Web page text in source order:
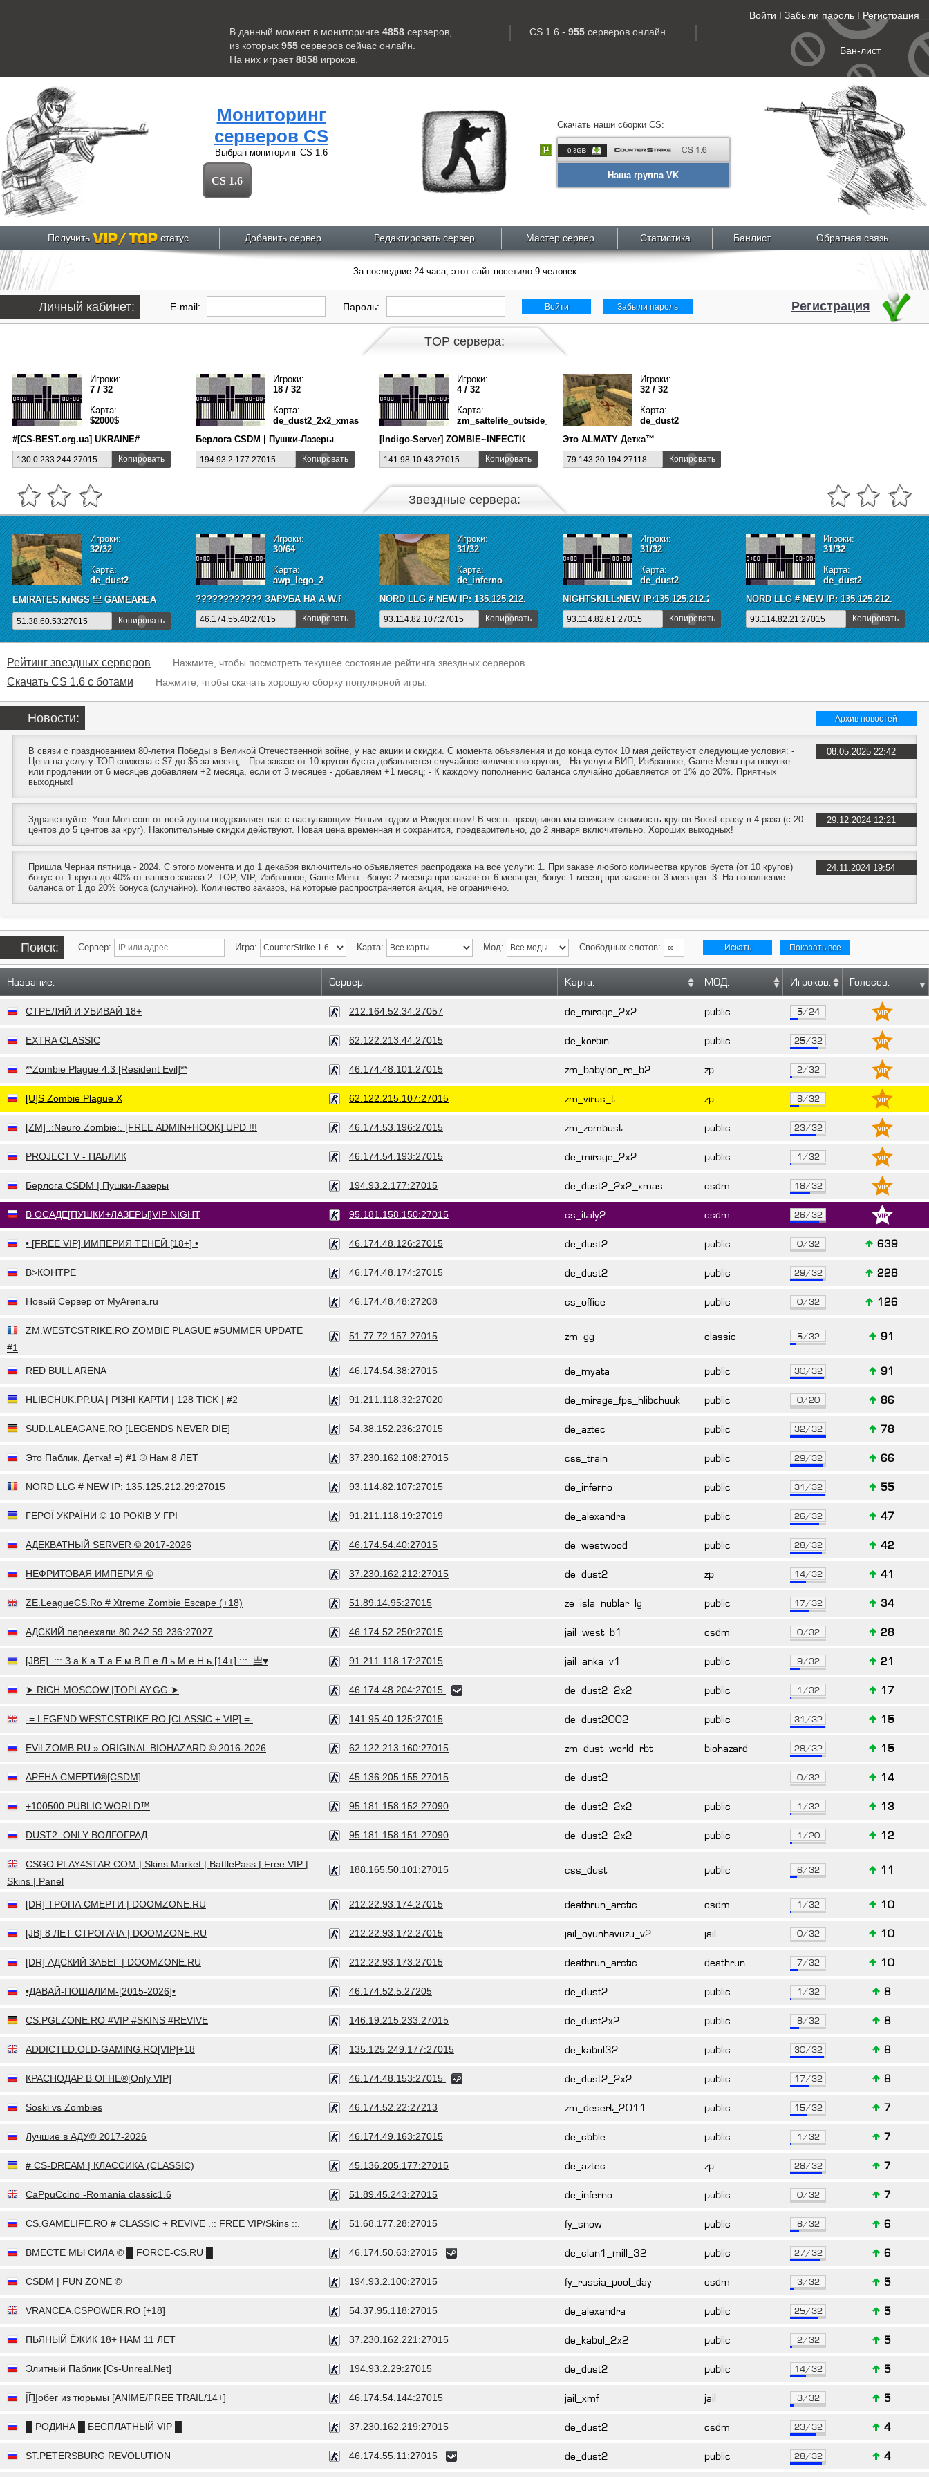
Войти | Забыли пароль | Регистрация
В данный момент в мониторинге 4858 серверов
из которых 955 серверов сейчас онлайн.
На них играет8858 игроков
CS 1.6 - 955 серверов онлайн
Бан-лист
Мониторинг
серверов CS
Выбран мониторинг CS 1.6
CS 1.6
Скачать наши сборки CS:
Наша группа VK
Получить статус Добавить сервер Редактировать сервер Мастер сервер Статистика Банлист Обратная связь
За последние 24 часа, этот сайт посетило 9 человек
Личный кабинет: E-mail: Пароль: Войти Забыли пароль Регистрация
TOP сервера:
Игроки:
7 / 32
Карта:
$2000$
#[CS-BEST.org.ua] UKRAINE#
130.0.233.244:27015 Копировать
Игроки:
18 / 32
Карта:
de_dust2_2x2_xmas
Берлога CSDM | Пушки-Лазеры
194.93.2.177:27015 Копировать
Игроки:
4 / 32
Карта:
zm_sattelite_outside_zg
[Indigo-Server] ZOMBIE~INFECTION!
141.98.10.43:27015 Копировать
Игроки:
32 / 32
Карта:
de_dust2
Это ALMATY Детка™
79.143.20.194:27118 Копировать
Звездные сервера:
Игроки:
32/32
Карта:
de_dust2
EMIRATES.KiNGS 亗 GAMEAREA ||͇̿P͇̿U͇̿B͇̿L͇̿I͇̿C͇̿| ✪
51.38.60.53:27015 Копировать
Игроки:
30/64
Карта:
awp_lego_2
???????????? ЗAPУБA HA A.W.P ???? SGaming.RU
46.174.55.40:27015 Копировать
Игроки:
31/32
Карта:
de_inferno
NORD LLG # NEW IP: 135.125.212.29:27015
93.114.82.107:27015 Копировать
Игроки:
31/32
Карта:
de_dust2
NIGHTSKILL:NEW IP:135.125.212.28:27015
93.114.82.61:27015 Копировать
Игроки:
31/32
Карта:
de_dust2
NORD LLG # NEW IP: 135.125.212.29:27015
93.114.82.21:27015 Копировать
Рейтинг звездных серверов Нажмите, чтобы посмотреть текущее состояние рейтинга звездных серверов.
Скачать CS 1.6 с ботами Нажмите, чтобы скачать хорошую сборку популярной игры.
Новости: Архив новостей
08.05.2025 22:42
В связи с празднованием 80-летия Победы в Великой Отечественной войне, у нас акции и скидки. С момента объявления и до конца суток 10 мая действуют следующие условия: -
Цена на услугу ТОП снижена с $7 до $5 за месяц; - При заказе от 10 кругов буста добавляется случайное количество кругов; - На услуги ВИП, Избранное, Game Menu при покупке
или продлении от 6 месяцев добавляем +2 месяца, если от 3 месяцев - добавляем +1 месяц; - К каждому пополнению баланса случайно добавляется от 1% до 20%. Приятных
выходных!
29.12.2024 12:21
Здравствуйте. Your-Mon.com от всей души поздравляет вас с наступающим Новым годом и Рождеством! В честь праздников мы снижаем стоимость кругов Boost сразу в 4 раза (с 20
центов до 5 центов за круг). Накопительные скидки действуют. Новая цена временная и сохранится, предварительно, до 2 января включительно. Хороших выходных!
24.11.2024 19:54
Пришла Черная пятница - 2024. С этого момента и до 1 декабря включительно объявляется распродажа на все услуги: 1. При заказе любого количества кругов буста (от 10 кругов)
бонус от 1 круга до 40% от вашего заказа 2. TOP, VIP, Избранное, Game Menu - бонус 2 месяца при заказе от 6 месяцев, бонус 1 месяц при заказе от 3 месяцев. 3. На пополнение
баланса от 1 до 20% бонуса (случайно). Количество заказов, на которые распространяется акция, не ограничено.
Поиск: Сервер: Игра: Карта: Мод: Свободных слотов: Искать Показать все
Название: Сервер: Карта: МОД: Игроков: Голосов:
СТРЕЛЯЙ И УБИВАЙ 18+ 212.164.52.34:27057 de_mirage_2x2 public 5/24
EXTRA CLASSIC 62.122.213.44:27015 de_korbin public 25/32
**Zombie Plague 4.3 [Resident Evil]** 46.174.48.101:27015 zm_babylon_re_b2 zp 2/32
[U]S Zombie Plague X 62.122.215.107:27015 zm_virus_t zp 8/32
[ZM] .:Neuro Zombie:. [FREE ADMIN+HOOK] UPD !!! 46.174.53.196:27015 zm_zombust public 23/32
PROJECT V - ПАБЛИК 46.174.54.193:27015 de_mirage_2x2 public 1/32
Берлога CSDM | Пушки-Лазеры 194.93.2.177:27015 de_dust2_2x2_xmas csdm 18/32
В ОСАДЕ[ПУШКИ+ЛАЗЕРЫ]VIP NIGHT 95.181.158.150:27015 cs_italy2 csdm 26/32
• [FREE VIP] ИМПЕРИЯ ТЕНЕЙ [18+] • 46.174.48.126:27015 de_dust2 public 0/32 639
В>КОНТРЕ 46.174.48.174:27015 de_dust2 public 29/32 228
Новый Сервер от MyArena.ru 46.174.48.48:27208 cs_office public 0/32 126
ZM.WESTCSTRIKE.RO ZOMBIE PLAGUE #SUMMER UPDATE
#1
51.77.72.157:27015 zm_gg classic 5/32 91
RED BULL ARENA 46.174.54.38:27015 de_myata public 30/32 91
HLIBCHUK.PP.UA | РІЗНІ КАРТИ | 128 TICK | #2 91.211.118.32:27020 de_mirage_fps_hlibchuuk public 0/20 86
SUD.LALEAGANE.RO [LEGENDS NEVER DIE] 54.38.152.236:27015 de_aztec public 32/32 78
Это Паблик, Детка! =) #1 ® Нам 8 ЛЕТ 37.230.162.108:27015 css_train public 29/32 66
NORD LLG # NEW IP: 135.125.212.29:27015 93.114.82.107:27015 de_inferno public 31/32 55
ГЕРОЇ УКРАЇНИ © 10 РОКІВ У ГРІ 91.211.118.19:27019 de_alexandra public 26/32 47
АДЕКВАТНЫЙ SERVER © 2017-2026 46.174.54.40:27015 de_westwood public 28/32 42
НЕФРИТОВАЯ ИМПЕРИЯ © 37.230.162.212:27015 de_dust2 zp 14/32 41
ZE.LeagueCS.Ro # Xtreme Zombie Escape (+18) 51.89.14.95:27015 ze_isla_nublar_lg public 17/32 34
АДСКИЙ переехали 80.242.59.236:27027 46.174.52.250:27015 jail_west_b1 csdm 0/32 28
[JBE] .::: З а К а Т а Е м В П е Л ь М е Н ь [14+] :::. 亗♥ 91.211.118.17:27015 jail_anka_v1 public 9/32 21
➤ RICH MOSCOW |TOPLAY.GG ➤ 46.174.48.204:27015 de_dust2_2x2 public 1/32 17
-= LEGEND.WESTCSTRIKE.RO [CLASSIC + VIP] =- 141.95.40.125:27015 de_dust2002 public 31/32 15
EViLZOMB.RU » ORIGINAL BIOHAZARD © 2016-2026 62.122.213.160:27015 zm_dust_world_rbt biohazard 28/32 15
АРЕНА СМЕРТИ®[CSDM] 45.136.205.155:27015 de_dust2 0/32 14
+100500 PUBLIC WORLD™ 95.181.158.152:27090 de_dust2_2x2 public 1/32 13
DUST2_ONLY ВОЛГОГРАД 95.181.158.151:27090 de_dust2_2x2 public 1/20 12
CSGO.PLAY4STAR.COM | Skins Market | BattlePass | Free VIP |
Skins | Panel
188.165.50.101:27015 css_dust public 6/32 11
[DR] ТРОПА СМЕРТИ | DOOMZONE.RU 212.22.93.174:27015 deathrun_arctic csdm 1/32 10
[JB] 8 ЛЕТ СТРОГАЧА | DOOMZONE.RU 212.22.93.172:27015 jail_oyunhavuzu_v2 jail 0/32 10
[DR] АДСКИЙ ЗАБЕГ | DOOMZONE.RU 212.22.93.173:27015 deathrun_arctic deathrun 7/32 10
•ДАВАЙ-ПОШАЛИМ-[2015-2026]• 46.174.52.5:27205 de_dust2 public 1/32 8
CS.PGLZONE.RO #VIP #SKINS #REVIVE 146.19.215.233:27015 de_dust2x2 public 8/32 8
ADDICTED.OLD-GAMING.RO[VIP]+18 135.125.249.177:27015 de_kabul32 public 30/32 8
КРАСНОДАР В ОГНЕ®[Only VIP] 46.174.48.153:27015 de_dust2_2x2 public 17/32 8
Soski vs Zombies 46.174.52.22:27213 zm_desert_2011 public 15/32 7
Лучшие в АДУ© 2017-2026 46.174.49.163:27015 de_cbble public 1/32 7
# CS-DREAM | КЛАССИКА (CLASSIC) 45.136.205.177:27015 de_aztec zp 28/32 7
CaPpuCcino -Romania classic1.6 51.89.45.243:27015 de_inferno public 0/32 7
CS.GAMELIFE.RO # CLASSIC + REVIVE .:: FREE VIP/Skins ::. 51.68.177.28:27015 fy_snow public 8/32 6
ВМЕСТЕ МЫ СИЛА © █ FORCE-CS.RU █ 46.174.50.63:27015 de_clan1_mill_32 public 27/32 6
CSDM | FUN ZONE © 194.93.2.100:27015 fy_russia_pool_day csdm 3/32 5
VRANCEA.CSPOWER.RO [+18] 54.37.95.118:27015 de_alexandra public 25/32 5
ПЬЯНЫЙ ЁЖИК 18+ НАМ 11 ЛЕТ 37.230.162.221:27015 de_kabul_2x2 public 2/32 5
Элитный Паблик [Cs-Unreal.Net] 194.93.2.29:27015 de_dust2 public 14/32 5
|̿П͇|обег из тюрьмы [ANIME/FREE TRAIL/14+] 46.174.54.144:27015 jail_xmf jail 3/32 5
█ РОДИНА █ БЕСПЛАТНЫЙ VIP █ 37.230.162.219:27015 de_dust2 csdm 23/32 4
ST.PETERSBURG REVOLUTION 46.174.55.11:27015 de_dust2 public 28/32 4